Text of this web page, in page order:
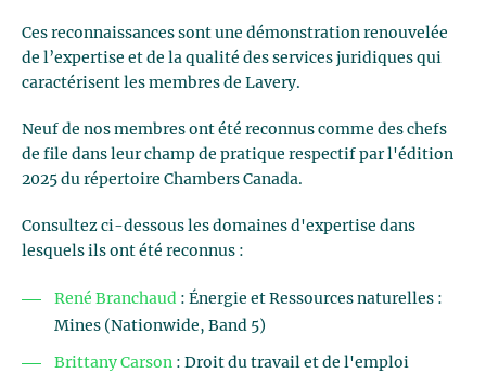
Ces reconnaissances sont une démonstration renouvelée
de l’expertise et de la qualité des services juridiques qui
caractérisent les membres de Lavery.
Neuf de nos membres ont été reconnus comme des chefs
de file dans leur champ de pratique respectif par l'édition
2025 du répertoire Chambers Canada.
Consultez ci-dessous les domaines d'expertise dans
lesquels ils ont été reconnus :
René Branchaud : Énergie et Ressources naturelles :
Mines (Nationwide, Band 5)
Brittany Carson : Droit du travail et de l'emploi